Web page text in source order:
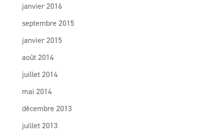
janvier 2016
septembre 2015
janvier 2015
août 2014
juillet 2014
mai 2014
décembre 2013
juillet 2013